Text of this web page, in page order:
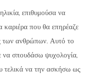
επιθυμούσα να
που θα επηρέαζε
των ανθρώπων. Αυτό το
να σπουδάσω ψυχολογία,
τελικά να την ασκήσω ως